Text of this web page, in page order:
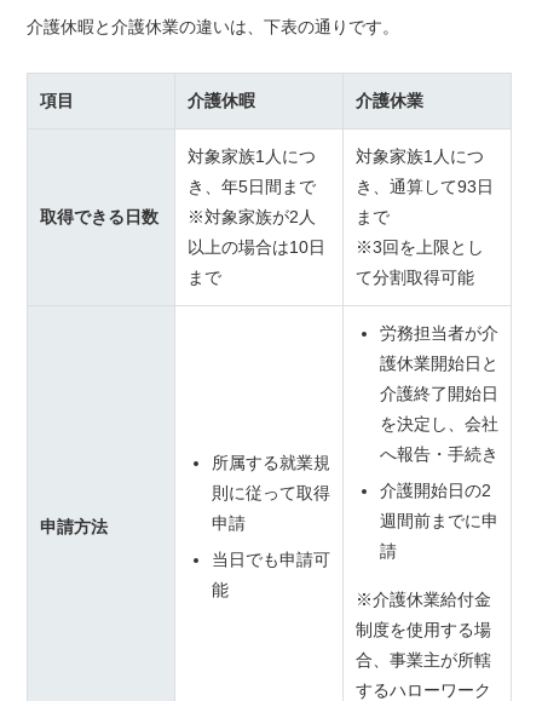
介護休暇と介護休業の違いは、下表の通りです。
項目 介護休暇 介護休業
取得できる日数
対象家族1人につ
き、年5日間まで
※対象家族が2人
以上の場合は10日
まで
対象家族1人につ
き、通算して93日
まで
※3回を上限とし
て分割取得可能
申請方法
所属する就業規
則に従って取得
申請
当日でも申請可
能
労務担当者が介
護休業開始日と
介護終了開始日
を決定し、会社
へ報告・手続き
介護開始日の2
週間前までに申
請
※介護休業給付金
制度を使用する場
合、事業主が所轄
するハローワーク